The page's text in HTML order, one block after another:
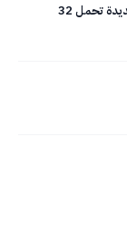
الأردن يواصل دعمه لسوريا بقافلة جديدة تحمل 32